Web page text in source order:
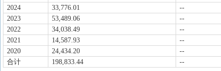
2024
33,776.01
--
2023
53,489.06
--
2022
34,038.49
--
2021
14,587.93
--
2020
24,434.20
--
合计
198,833.44 --